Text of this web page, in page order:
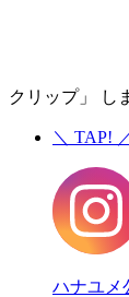
クリップ」 し
＼ TAP!
ハナユメ